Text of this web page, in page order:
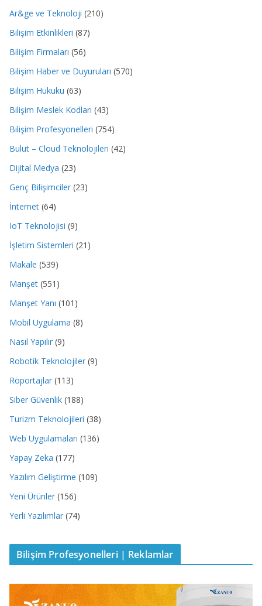
Ar&ge ve Teknoloji (210)
Bilişim Etkinlikleri (87)
Bilişim Firmaları (56)
Bilişim Haber ve Duyuruları (570)
Bilişim Hukuku (63)
Bilişim Meslek Kodları (43)
Bilişim Profesyonelleri (754)
Bulut – Cloud Teknolojileri (42)
Dijital Medya (23)
Genç Bilişimciler (23)
İnternet (64)
IoT Teknolojisi (9)
İşletim Sistemleri (21)
Makale (539)
Manşet (551)
Manşet Yanı (101)
Mobil Uygulama (8)
Nasıl Yapılır (9)
Robotik Teknolojiler (9)
Röportajlar (113)
Siber Güvenlik (188)
Turizm Teknolojileri (38)
Web Uygulamaları (136)
Yapay Zeka (177)
Yazılım Geliştirme (109)
Yeni Ürünler (156)
Yerli Yazılımlar (74)
Bilişim Profesyonelleri | Reklamlar